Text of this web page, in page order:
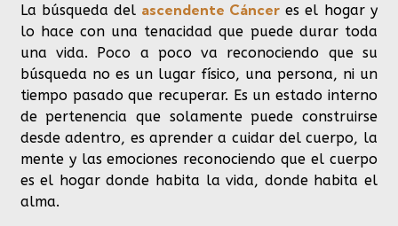
La búsqueda del ascendente Cánceres el hogar y
lo hace con una tenacidad que puede durar toda
una vida. Poco a poco va reconociendo que su
búsqueda no es un lugar físico, una persona, ni un
tiempo pasado que recuperar. Es un estado interno
de pertenencia que solamente puede construirse
desde adentro, es aprender a cuidar del cuerpo, la
mente y las emociones reconociendo que el cuerpo
es el hogar donde habita la vida, donde habita el
alma.